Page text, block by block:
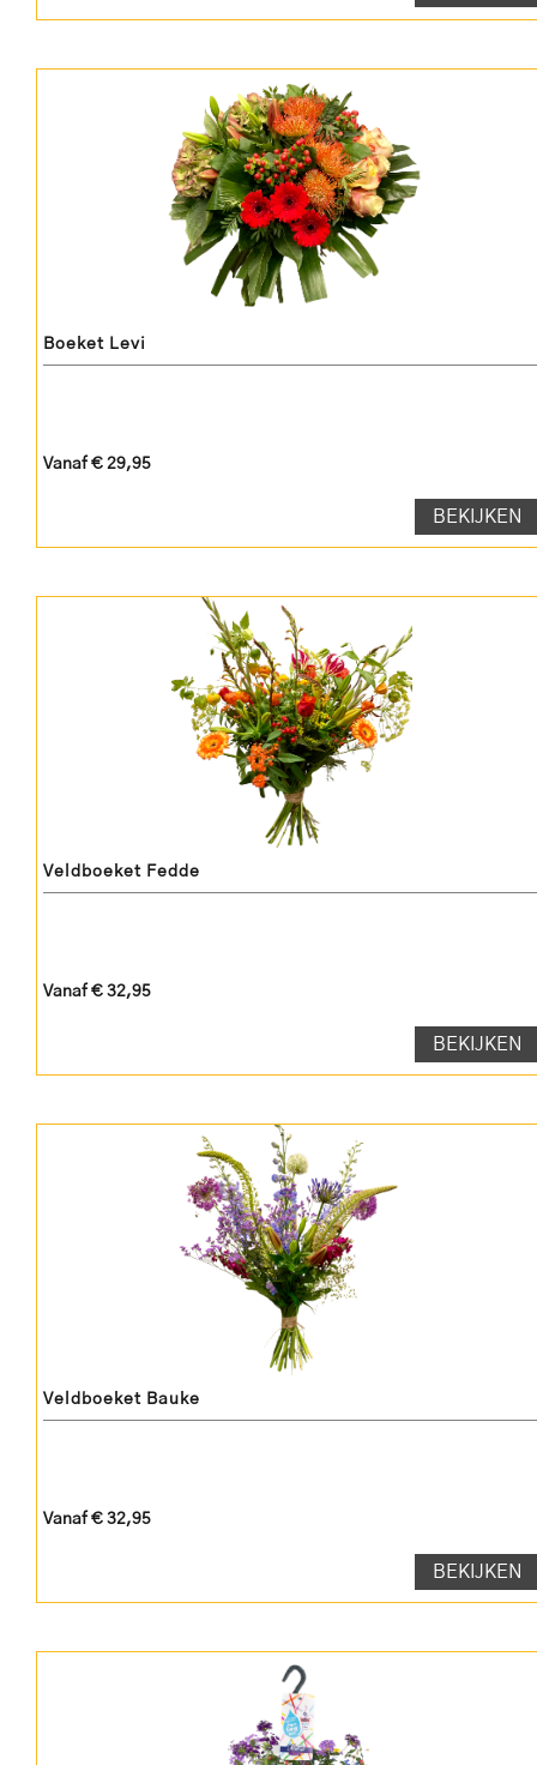
Boeket Levi
Vanaf € 29,95
BEKIJKEN
Veldboeket Fedde
Vanaf € 32,95
BEKIJKEN
Veldboeket Bauke
Vanaf € 32,95
BEKIJKEN